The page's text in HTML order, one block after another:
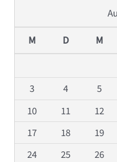
M D M
3
4 5
10
11 12
17
18 19
24
25 26